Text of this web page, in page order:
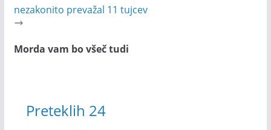
nezakonito prevažal 11 tujcev
Morda vam bo všeč tudi
Preteklih 24